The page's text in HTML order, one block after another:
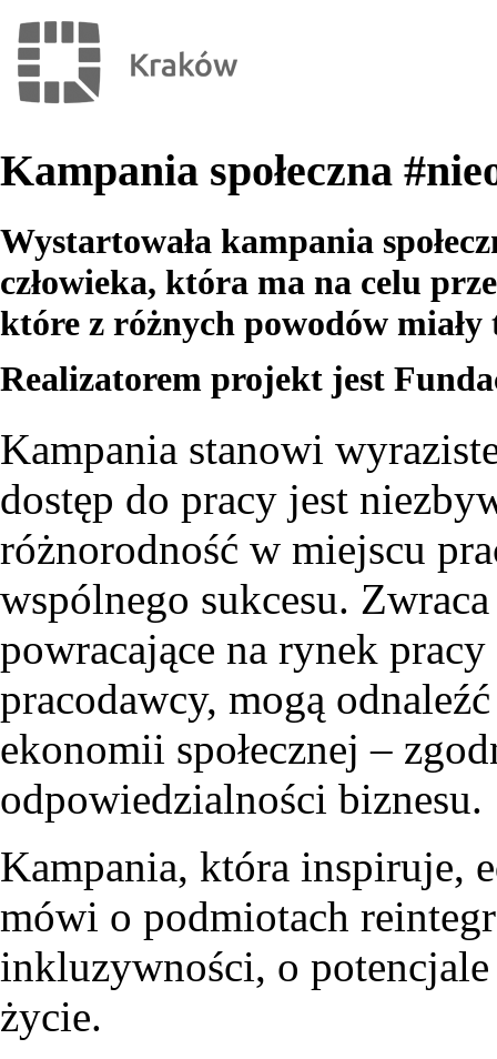
Kampania społeczna
Wystartowała kampania
człowieka, która ma na celu
które z różnych powodów
Realizatorem projekt jest
Kampania stanowi
dostęp do pracy jest
różnorodność w miejscu
wspólnego sukcesu.
powracające na rynek
pracodawcy, mogą
ekonomii społecznej –
odpowiedzialności biznesu.
Kampania, która inspiruje,
mówi o podmiotach
inkluzywności, o
życie.